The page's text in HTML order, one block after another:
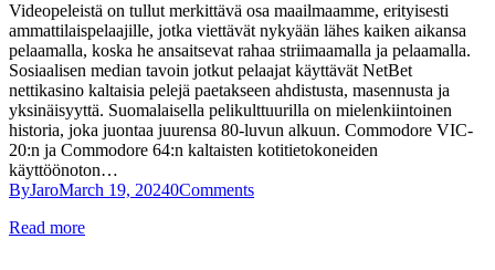
Videopeleistä on tullut merkittävä osa maailmaamme, erityisesti
ammattilaispelaajille, jotka viettävät nykyään lähes kaiken aikansa
pelaamalla, koska he ansaitsevat rahaa striimaamalla ja pelaamalla.
Sosiaalisen median tavoin jotkut pelaajat käyttävät NetBet
nettikasino kaltaisia pelejä paetakseen ahdistusta, masennusta ja
yksinäisyyttä. Suomalaisella pelikulttuurilla on mielenkiintoinen
historia, joka juontaa juurensa 80-luvun alkuun. Commodore VIC-
20:n ja Commodore 64:n kaltaisten kotitietokoneiden
käyttöönoton…
ByJaroMarch 19, 20240Comments
Read more